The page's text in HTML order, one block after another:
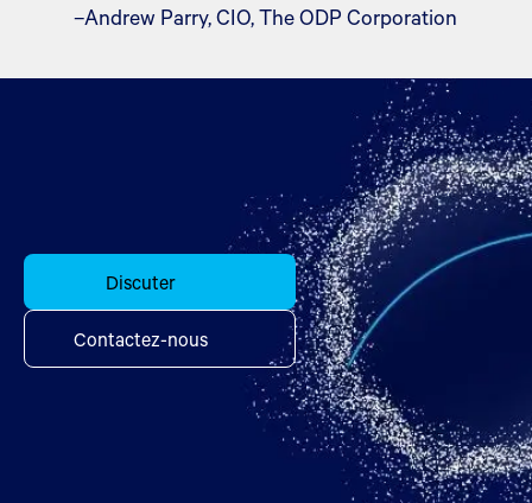
–Andrew Parry, CIO, The ODP Corporation
Discuter
Contactez-nous